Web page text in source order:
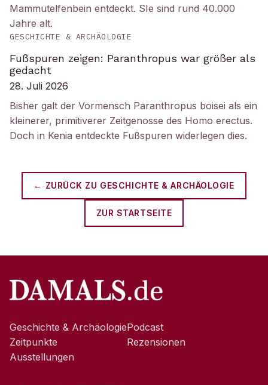
Mammutelfenbein entdeckt. SIe sind rund 40.000
Jahre alt.
GESCHICHTE & ARCHÄOLOGIE
Fußspuren zeigen: Paranthropus war größer als
gedacht
28. Juli 2026
Bisher galt der Vormensch Paranthropus boisei als ein
kleinerer, primitiverer Zeitgenosse des Homo erectus.
Doch in Kenia entdeckte Fußspuren widerlegen dies.
← ZURÜCK ZU GESCHICHTE & ARCHÄOLOGIE
ZUR STARTSEITE
Geschichte & Archäologie
Zeitpunkte
Ausstellungen
Podcast
Rezensionen